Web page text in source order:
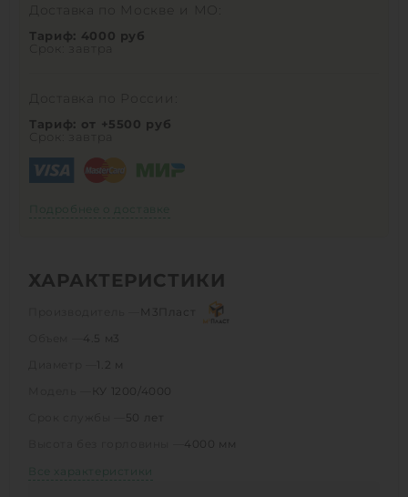
Доставка по Москве и МО:
Тариф: 4000 руб
Срок: завтра
Доставка по России:
Тариф: от +5500 руб
Срок: завтра
Подробнее о доставке
ХАРАКТЕРИСТИКИ
М3Пласт
4.5 м3
1.2 м
КУ 1200/4000
50 лет
4000 мм
Все характеристики